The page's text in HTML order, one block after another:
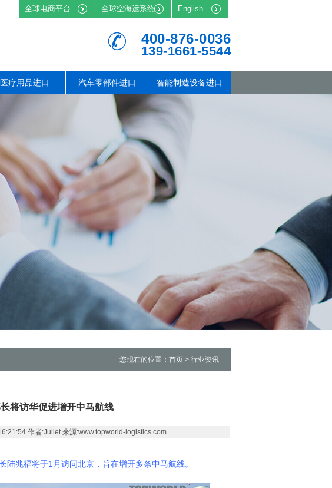
全球电商平台 全球空海运系统 English
400-876-0036
139-1661-5544
医疗用品进口 汽车零部件进口 智能制造设备进口
您现在的位置：首页 > 行业资讯
将访华促进增开中马航线
作者:Juliet 来源:www.topworld-logistics.com
陆兆福将于1月访问北京，旨在增开多条中马航线。